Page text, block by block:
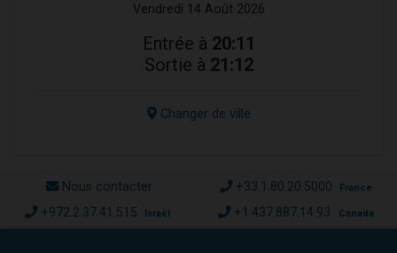
Vendredi 14 Août 2026
Entrée à 20:11
Sortie à 21:12
Changer de ville
Nous contacter +33.1.80.20.5000 France
+972.2.37.41.515 Israël +1.437.887.14.93 Canada